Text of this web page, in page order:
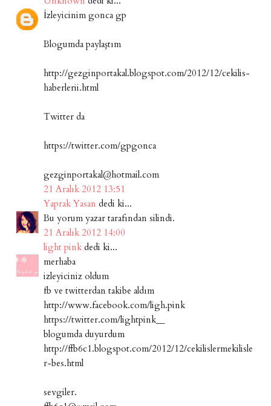
İzleyicinim gonca gp
Blogumda paylaştım
http://gezginportakal.blogspot.com/2012/12/cekilis-
haberlerii.html
Twitter da
https://twitter.com/gpgonca
gezginportakal@hotmail.com
21 Aralık 2012 13:51
Yaprak Yasan dedi ki...
Bu yorum yazar tarafından silindi.
21 Aralık 2012 14:00
light pinkdedi ki...
merhaba
izleyiciniz oldum
fb ve twitterdan takibe aldım
http://www.facebook.com/ligh.pink
https://twitter.com/lightpink__
blogumda duyurdum
http://ffb6c1.blogspot.com/2012/12/cekilislermekilisle
r-bes.html
sevgiler.